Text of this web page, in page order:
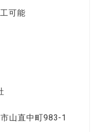
可能
山直中町983-1